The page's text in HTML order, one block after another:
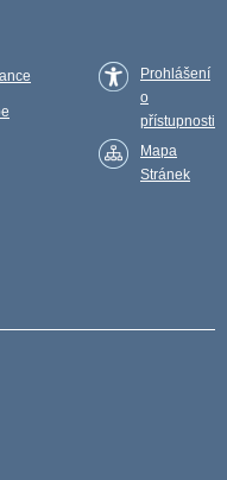
Prohlášení
o
přístupnosti
Mapa
Stránek